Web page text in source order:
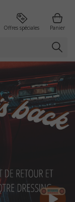
Offres spéciales Panier